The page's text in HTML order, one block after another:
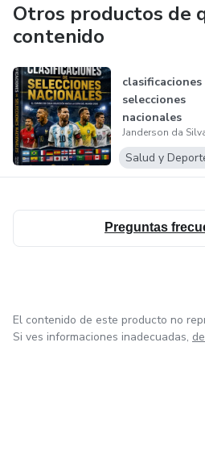
Otros productos de
contenido
clasificaciones
selecciones
nacionales
Salud y
Preguntas
El contenido de este producto no
Si ves informaciones inadecuadas,